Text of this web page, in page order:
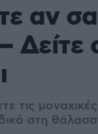
αν
Δείτε
τις
στη